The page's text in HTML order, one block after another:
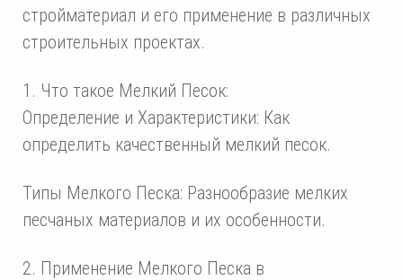
стройматериал и его применение в различных
строительных проектах.
1. Что такое Мелкий Песок:
Определение и Характеристики: Как
определить качественный мелкий песок.
Типы Мелкого Песка: Разнообразие мелких
песчаных материалов и их особенности.
2. Применение Мелкого Песка в